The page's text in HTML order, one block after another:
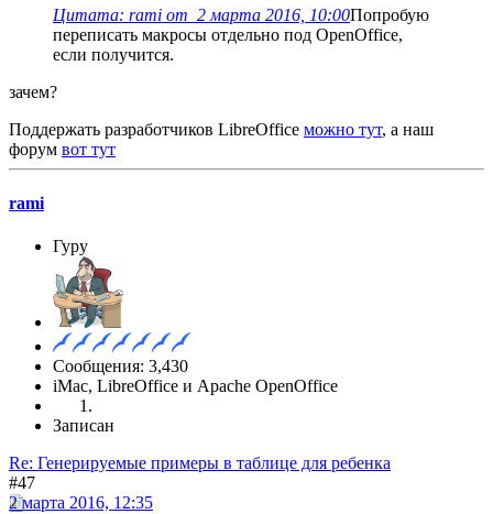
Цитата: rami от 2 марта 2016, 10:00Попробую
переписать макросы отдельно под OpenOffice,
если получится.
зачем?
Поддержать разработчиков LibreOffice можно тут, а наш
форум вот тут
rami
Гуру
Сообщения: 3,430
iMac, LibreOffice и Apache OpenOffice
Записан
Re: Генерируемые примеры в таблице для ребенка
#47
2 марта 2016, 12:35